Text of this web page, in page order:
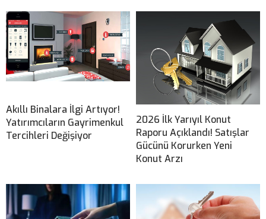
Akıllı Binalara İlgi Artıyor!
Yatırımcıların Gayrimenkul
Tercihleri Değişiyor
2026 İlk Yarıyıl Konut
Raporu Açıklandı! Satışlar
Gücünü Korurken Yeni
Konut Arzı